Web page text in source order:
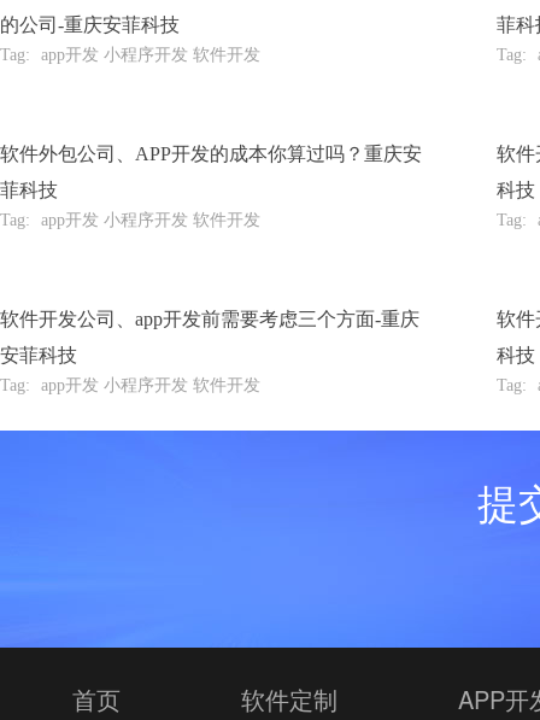
的公司-重庆安菲科技
Tag: app开发 小程序开发 软件开发
菲科
Tag:
软件外包公司、APP开发的成本你算过吗？重庆安
菲科技
Tag: app开发 小程序开发 软件开发
软件
科技
Tag:
软件开发公司、app开发前需要考虑三个方面-重庆
安菲科技
Tag: app开发 小程序开发 软件开发
软件
科技
Tag:
提
首页 软件定制 APP开